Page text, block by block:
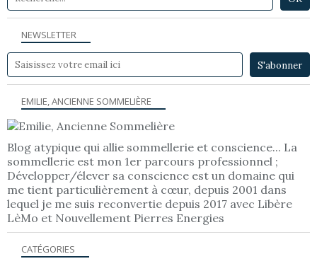
NEWSLETTER
EMILIE, ANCIENNE SOMMELIÈRE
Blog atypique qui allie sommellerie et conscience... La
sommellerie est mon 1er parcours professionnel ;
Développer/élever sa conscience est un domaine qui
me tient particulièrement à cœur, depuis 2001 dans
lequel je me suis reconvertie depuis 2017 avec Libère
LèMo et Nouvellement Pierres Energies
CATÉGORIES